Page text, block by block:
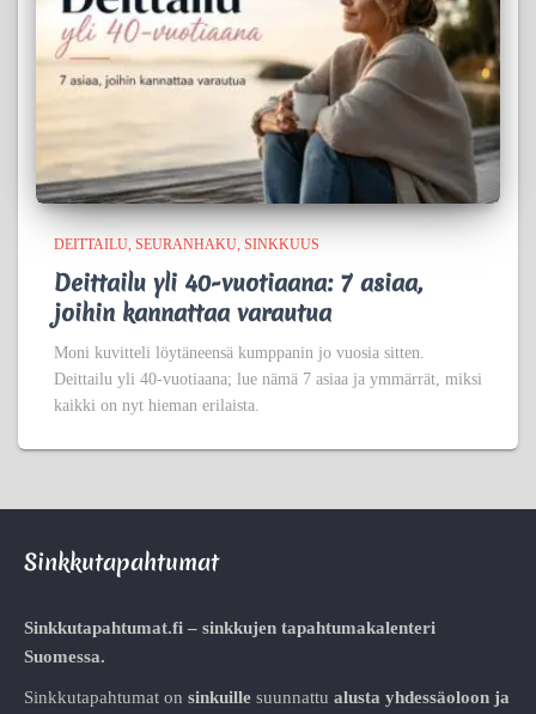
DEITTAILU SEURANHAKU SINKKUUS
Deittailu yli 40-vuotiaana: 7 asiaa,
joihin kannattaa varautua
Moni kuvitteli löytäneensä kumppanin jo vuosia sitten.
Deittailu yli 40-vuotiaana; lue nämä 7 asiaa ja ymmärrät, miksi
kaikki on nyt hieman erilaista.
Sinkkutapahtumat
Sinkkutapahtumat.fi – sinkkujen tapahtumakalenteri
Suomessa.
Sinkkutapahtumat on sinkuille suunnattu alusta yhdessäoloon ja